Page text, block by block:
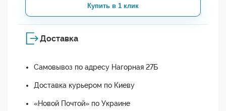
Купить в 1 клик
Доставка
Самовывоз по адресу Нагорная 27Б
Доставка курьером по Киеву
«Новой Почтой» по Украине